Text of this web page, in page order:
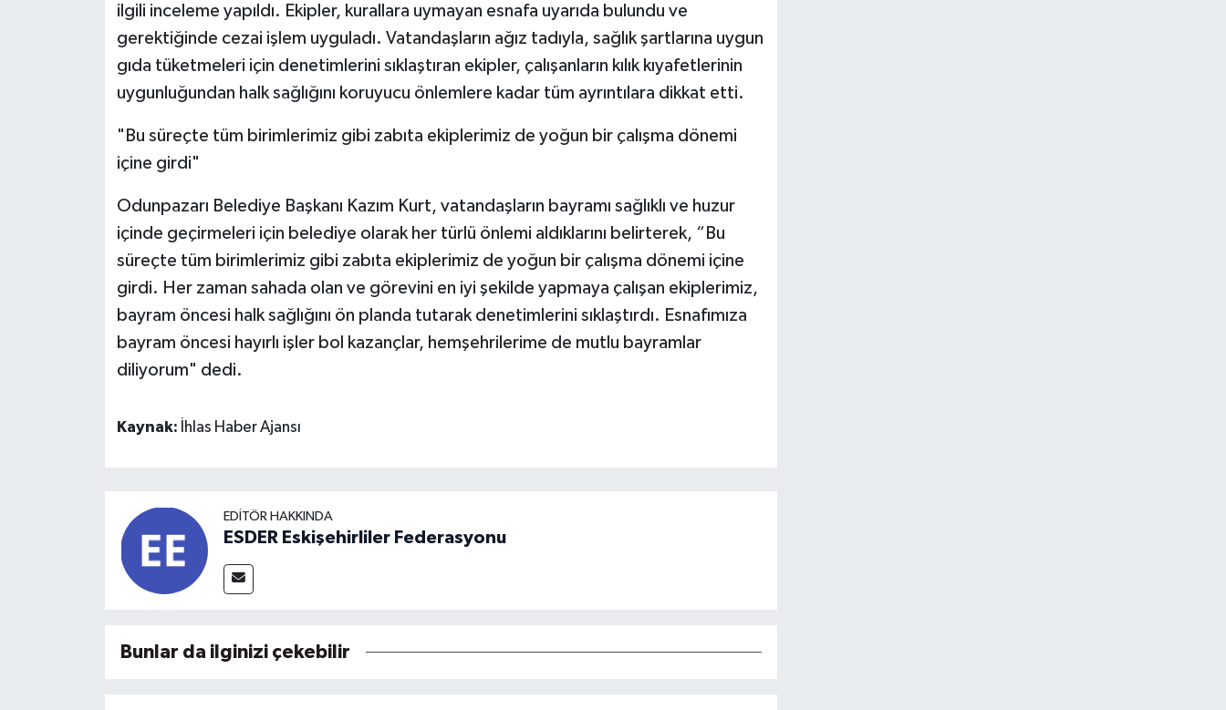
ilgili inceleme yapıldı. Ekipler, kurallara uymayan esnafa uyarıda bulundu ve
gerektiğinde cezai işlem uyguladı. Vatandaşların ağız tadıyla, sağlık şartlarına uygun
gıda tüketmeleri için denetimlerini sıklaştıran ekipler, çalışanların kılık kıyafetlerinin
uygunluğundan halk sağlığını koruyucu önlemlere kadar tüm ayrıntılara dikkat etti.
"Bu süreçte tüm birimlerimiz gibi zabıta ekiplerimiz de yoğun bir çalışma dönemi
içine girdi"
Odunpazarı Belediye Başkanı Kazım Kurt, vatandaşların bayramı sağlıklı ve huzur
içinde geçirmeleri için belediye olarak her türlü önlemi aldıklarını belirterek, “Bu
süreçte tüm birimlerimiz gibi zabıta ekiplerimiz de yoğun bir çalışma dönemi içine
girdi. Her zaman sahada olan ve görevini en iyi şekilde yapmaya çalışan ekiplerimiz,
bayram öncesi halk sağlığını ön planda tutarak denetimlerini sıklaştırdı. Esnafımıza
bayram öncesi hayırlı işler bol kazançlar, hemşehrilerime de mutlu bayramlar
diliyorum" dedi.
Kaynak: İhlas Haber Ajansı
EDITÖR HAKKINDA
ESDER Eskişehirliler Federasyonu
Bunlar da ilginizi çekebilir